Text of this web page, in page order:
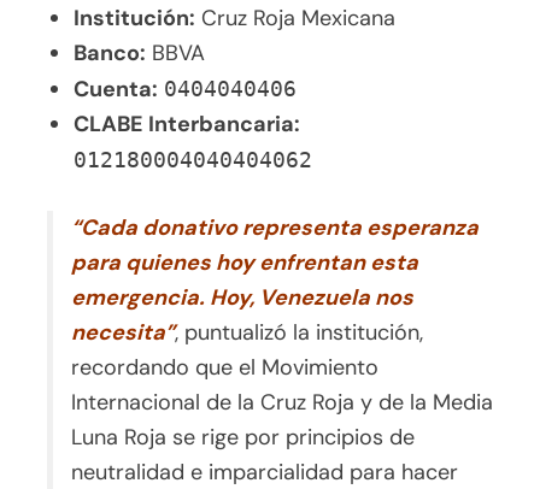
Institución: Cruz Roja Mexicana
Banco: BBVA
Cuenta: 0404040406
CLABE Interbancaria:
012180004040404062
“Cada donativo representa esperanza
para quienes hoy enfrentan esta
emergencia. Hoy, Venezuela nos
necesita”, puntualizó la institución,
recordando que el Movimiento
Internacional de la Cruz Roja y de la Media
Luna Roja se rige por principios de
neutralidad e imparcialidad para hacer